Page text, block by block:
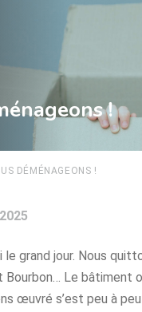
!
DÉMÉNAGEONS !
le grand jour. Nous
Bourbon… Le bâtiment
œuvré s’est peu à